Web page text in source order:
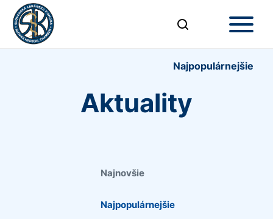
Najpopulárnejšie
Aktuality
Najnovšie
Najpopulárnejšie